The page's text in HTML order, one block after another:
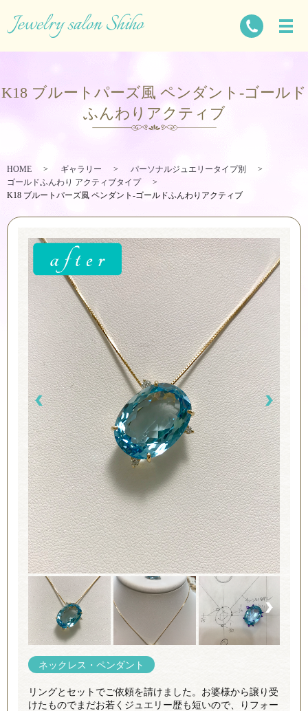
K18 ブルートパーズ風 ペンダント-ゴールド
ふんわりアクティブ
HOME ギャラリー
パーソナルジュエリータイプ別
ゴールドふんわり アクティブタイプ
K18 ブルートパーズ風 ペンダント-ゴールドふんわりアクティブ
ネックレス・ペンダント
リングとセットでご依頼を請けました。お婆様から譲り受
けたものでまだお若くジュエリー歴も短いので、りフォー